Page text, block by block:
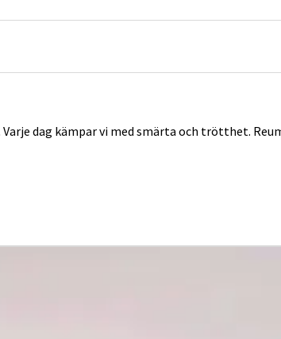
dag kämpar vi med smärta och trötthet.